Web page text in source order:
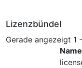
Lizenzbündel
Gerade angezeigt 1